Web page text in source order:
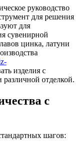
для решения
для
сувенирной
цинка, латуни
изделия с
различной отделкой.
с
шагов: